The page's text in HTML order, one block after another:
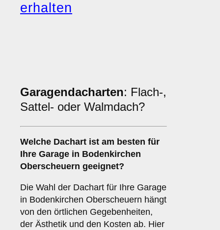
erhalten
Garagendacharten: Flach-,
Sattel- oder Walmdach?
Welche Dachart ist am besten für
Ihre Garage in Bodenkirchen
Oberscheuern geeignet?
Die Wahl der Dachart für Ihre Garage
in Bodenkirchen Oberscheuern hängt
von den örtlichen Gegebenheiten,
der Ästhetik und den Kosten ab. Hier